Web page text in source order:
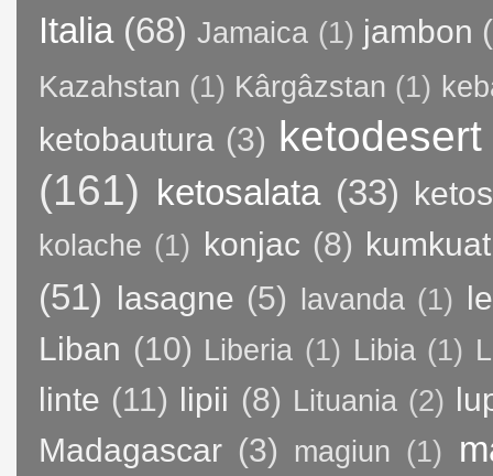
Italia (68) Jamaica (1) jambon
Kazahstan (1) Kârgâzstan (1)
ketobautura (3) ketodesert
(161) ketosalata (33)
kolache (1) konjac (8) kumkuat
(51) lasagne (5) lavanda (1)
Liban (10) Liberia (1) Libia (1)
linte (11) lipii (8) Lituania (2)
Madagascar (3) magiun (1)